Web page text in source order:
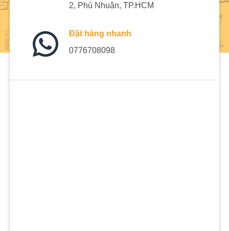
2, Phú Nhuận, TP.HCM
Đặt hàng nhanh
0776708098